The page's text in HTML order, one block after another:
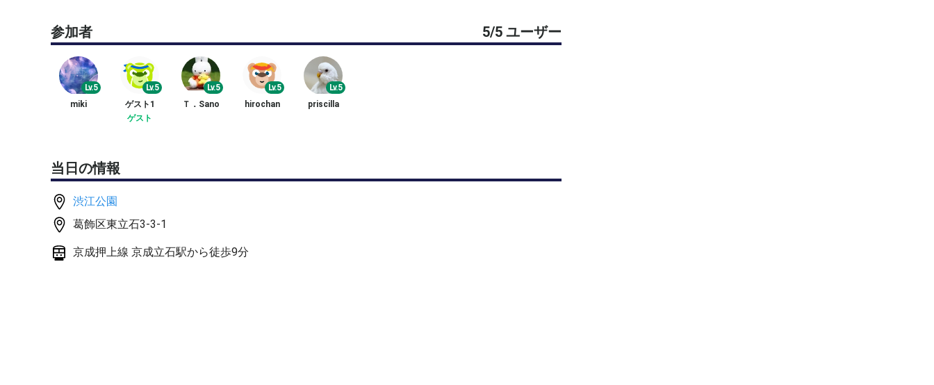
＜内容＞
・15分位アップした後、4ゲーム先取ノーアドでダブルス試合をしたいと思います。
・4名集まらず、3名以下の場合は、相談の上、練習のみにします。
＜集合場所＞
・時間になりましたら、コートにお集まりください。
参加者 5/5 ユーザー
Lv.5
miki
Lv.5
ゲスト1
ゲスト
Lv.5
Ｔ．Sano
Lv.5
hirochan
Lv.5
priscilla
当日の情報
渋江公園
葛飾区東立石3-3-1
京成押上線 京成立石駅から徒歩9分